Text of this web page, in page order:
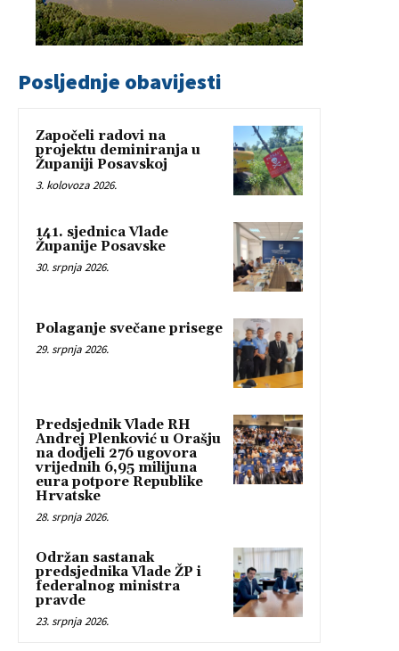
Posljednje obavijesti
Započeli radovi na
projektu deminiranja u
Županiji Posavskoj
3. kolovoza 2026.
141. sjednica Vlade
Županije Posavske
30. srpnja 2026.
Polaganje svečane prisege
29. srpnja 2026.
Predsjednik Vlade RH
Andrej Plenković u Orašju
na dodjeli 276 ugovora
vrijednih 6,95 milijuna
eura potpore Republike
Hrvatske
28. srpnja 2026.
Održan sastanak
predsjednika Vlade ŽP i
federalnog ministra
pravde
23. srpnja 2026.